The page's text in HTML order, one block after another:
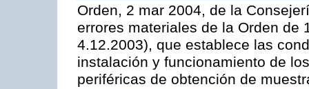
Orden, 2 mar 2004, de la
errores materiales de la Orden de
4.12.2003), que establece las
instalación y funcionamiento de
periféricas de obtención de